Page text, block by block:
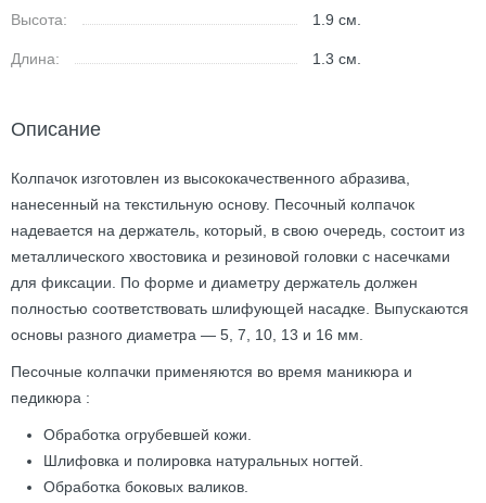
Высота: 1.9см.
Длина: 1.3см.
Описание
Колпачок изготовлен из высококачественного абразива,
нанесенный на текстильную основу. Песочный колпачок
надевается на держатель, который, в свою очередь, состоит из
металлического хвостовика и резиновой головки с насечками
для фиксации. По форме и диаметру держатель должен
полностью соответствовать шлифующей насадке. Выпускаются
основы разного диаметра — 5, 7, 10, 13 и 16 мм.
Песочные колпачки применяются во время маникюра и
педикюра :
Обработка огрубевшей кожи.
Шлифовка и полировка натуральных ногтей.
Обработка боковых валиков.